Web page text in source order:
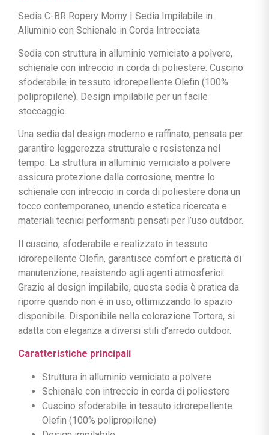
Sedia C-BR Ropery Morny | Sedia Impilabile in
Alluminio con Schienale in Corda Intrecciata
Sedia con struttura in alluminio verniciato a polvere,
schienale con intreccio in corda di poliestere. Cuscino
sfoderabile in tessuto idrorepellente Olefin (100%
polipropilene). Design impilabile per un facile
stoccaggio.
Una sedia dal design moderno e raffinato, pensata per
garantire leggerezza strutturale e resistenza nel
tempo. La struttura in alluminio verniciato a polvere
assicura protezione dalla corrosione, mentre lo
schienale con intreccio in corda di poliestere dona un
tocco contemporaneo, unendo estetica ricercata e
materiali tecnici performanti pensati per l’uso outdoor.
Il cuscino, sfoderabile e realizzato in tessuto
idrorepellente Olefin, garantisce comfort e praticità di
manutenzione, resistendo agli agenti atmosferici.
Grazie al design impilabile, questa sedia è pratica da
riporre quando non è in uso, ottimizzando lo spazio
disponibile. Disponibile nella colorazione Tortora, si
adatta con eleganza a diversi stili d’arredo outdoor.
Caratteristiche principali
Struttura in alluminio verniciato a polvere
Schienale con intreccio in corda di poliestere
Cuscino sfoderabile in tessuto idrorepellente
Olefin (100% polipropilene)